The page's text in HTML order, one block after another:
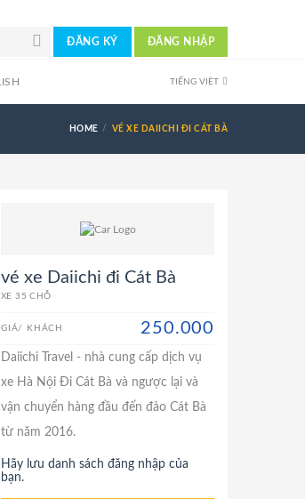
ĐĂNG KÝ ĐĂNG NHẬP
TIẾNG VIỆT
HOME VÉ XE DAIICHI ĐI CÁT BÀ
vé xe Daiichi đi Cát Bà
XE 35 CHỖ
GIÁ/ KHÁCH 250.000
Daiichi Travel - nhà cung cấp dịch vụ
xe Hà Nội Đi Cát Bà và ngược lại và
vận chuyển hàng đầu đến đảo Cát Bà
từ năm 2016.
Hãy lưu danh sách đăng nhập của
bạn.